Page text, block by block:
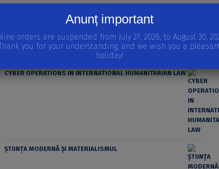
CYBER OPERATIONS IN INTERNATIONAL HUMANITARIAN LAW
ȘTIINȚA MODERNĂ ȘI MATERIALISMUL
Anunț important
orders are suspended from July 27, 2026, to August 30,
you for your understanding, and we wish you a
holiday!